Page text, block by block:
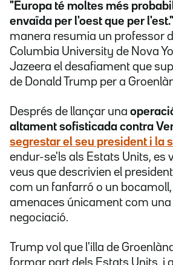
"Europa té moltes més
envaïda per l'oest que per l'est."
manera resumia un professor
Columbia University de Nova
Jazeera el desafiament que
de Donald Trump per a
Després de llançar una
altament sofisticada contra
segrestar el seu president i la
endur-se'ls als Estats Units, es
veus que descrivien el
com un fanfarró o un bocamoll,
amenaces únicament com
negociació.
Trump vol que l'illa de
formar part dels Estats Units, i